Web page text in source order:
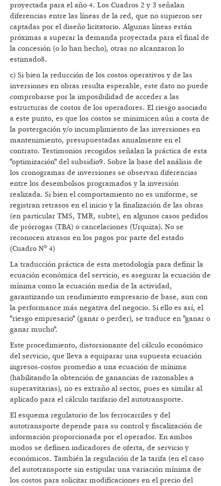
proyectada para el año 4. Los Cuadros 2 y 3 señalan
diferencias entre las líneas de la red, que no supieron ser
captadas por el diseño licitatorio. Algunas líneas están
próximas a superar la demanda proyectada para el final de
la concesión (o lo han hecho), otras no alcanzaron lo
estimado8.
c) Si bien la reducción de los costos operativos y de las
inversiones en obras resulta esperable, este dato no puede
comprobarse por la imposibilidad de acceder a las
estructuras de costos de los operadores. El riesgo asociado
a este punto, es que los costos se minimicen aún a costa de
la postergación y/o incumplimiento de las inversiones en
mantenimiento, presupuestadas anualmente en el
contrato. Testimonios recogidos señalan la práctica de esta
"optimización" del subsidio9. Sobre la base del análisis de
los cronogramas de inversiones se observan diferencias
entre los desembolsos programados y la inversión
realizada. Si bien el comportamiento no es uniforme, se
registran retrasos en el inicio y la finalización de las obras
(en particular TMS, TMR, subte), en algunos casos pedidos
de prórrogas (TBA) o cancelaciones (Urquiza). No se
reconocen atrasos en los pagos por parte del estado
(Cuadro Nº 4)
La traducción práctica de esta metodología para definir la
ecuación económica del servicio, es asegurar la ecuación de
mínima como la ecuación media de la actividad,
garantizando un rendimiento empresario de base, aun con
la performance más negativa del negocio. Si ello es así, el
"riesgo empresario" (ganar o perder), se traduce en "ganar o
ganar mucho".
Este procedimiento, distorsionante del cálculo económico
del servicio, que lleva a equiparar una supuesta ecuación
ingresos-costos promedio a una ecuación de mínima
(habilitando la obtención de ganancias de razonables a
superavitarias), no es extraño al sector, pues es similar al
aplicado para el cálculo tarifario del autotransporte.
El esquema regulatorio de los ferrocarriles y del
autotransporte depende para su control y fiscalización de
información proporcionada por el operador. En ambos
modos se definen indicadores de oferta, de servicio y
económicos. También la regulación de la tarifa (en el caso
del autotransporte sin estipular una variación mínima de
los costos para solicitar modificaciones en el precio del